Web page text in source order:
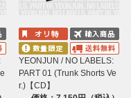
YEONJUN / NO LABELS:
PART 01 (Trunk Shorts Ve
r.)【CD】